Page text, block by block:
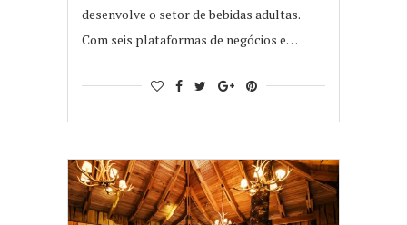
desenvolve o setor de bebidas adultas.
Com seis plataformas de negócios e…